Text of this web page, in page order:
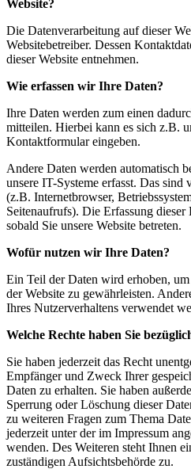
Website?
Die Datenverarbeitung auf dieser
Websitebetreiber. Dessen
dieser Website entnehmen.
Wie erfassen wir Ihre Daten?
Ihre Daten werden zum einen
mitteilen. Hierbei kann es sich z.B.
Kontaktformular eingeben.
Andere Daten werden automatisch
unsere IT-Systeme erfasst. Das sind
(z.B. Internetbrowser,
Seitenaufrufs). Die Erfassung
sobald Sie unsere Website betreten.
Wofür nutzen wir Ihre Daten?
Ein Teil der Daten wird erhoben,
der Website zu gewährleisten.
Ihres Nutzerverhaltens verwendet
Welche Rechte haben Sie
Sie haben jederzeit das Recht
Empfänger und Zweck Ihrer
Daten zu erhalten. Sie haben
Sperrung oder Löschung dieser
zu weiteren Fragen zum Thema
jederzeit unter der im Impressum
wenden. Des Weiteren steht Ihnen
zuständigen Aufsichtsbehörde zu.